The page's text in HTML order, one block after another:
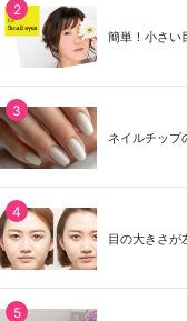
簡単！小さい
ネイルチップ
目の大きさが